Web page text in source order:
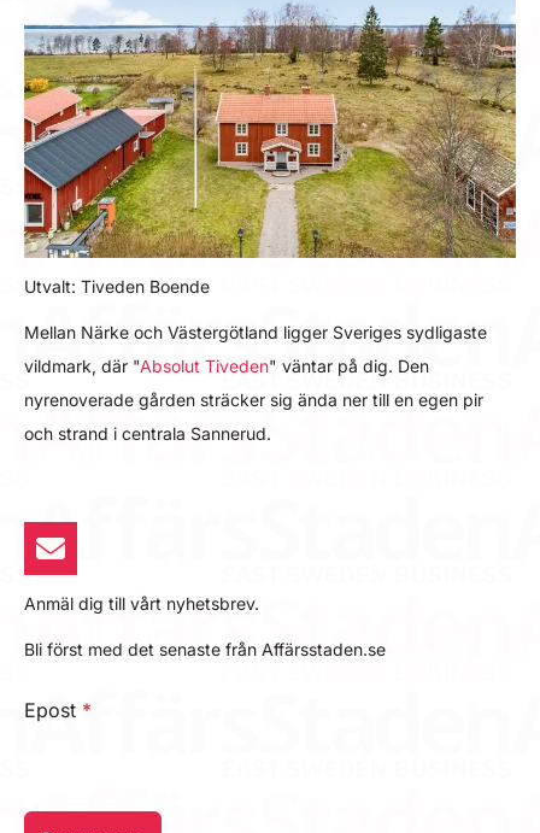
Utvalt: Tiveden Boende
Mellan Närke och Västergötland ligger Sveriges sydligaste
vildmark, där "Absolut Tiveden" väntar på dig. Den
nyrenoverade gården sträcker sig ända ner till en egen pir
och strand i centrala Sannerud.
Anmäl dig till vårt nyhetsbrev.
Bli först med det senaste från Affärsstaden.se
Epost *